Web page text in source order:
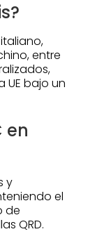
entre
UE bajo un
en
y
el
de
QRD.